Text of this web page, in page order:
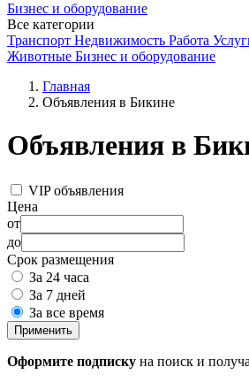
Бизнес и оборудование
Все категории
Транспорт Недвижимость Работа
Животные Бизнес и оборудование
Главная
Объявления в Бикине
Объявления в
VIP объявления
Цена
от
до
Срок размещения
За 24 часа
За 7 дней
За все время
Применить
Оформите подписку на поиск и